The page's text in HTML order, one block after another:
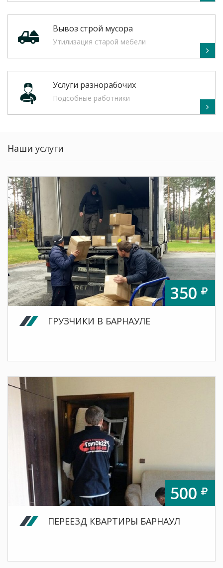
Вывоз строй мусора
Утилизация старой мебели
Услуги разнорабочих
Подсобные работники
Наши услуги
350
ГРУЗЧИКИ В БАРНАУЛЕ
500
ПЕРЕЕЗД КВАРТИРЫ БАРНАУЛ